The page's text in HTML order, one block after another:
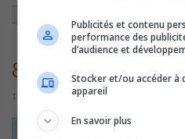
12 septembre 2022 | Par Équipe CJSO
Publicités et contenu
performance des
d’audience et
Stocker et/ou accéder à
appareil
En savoir plus